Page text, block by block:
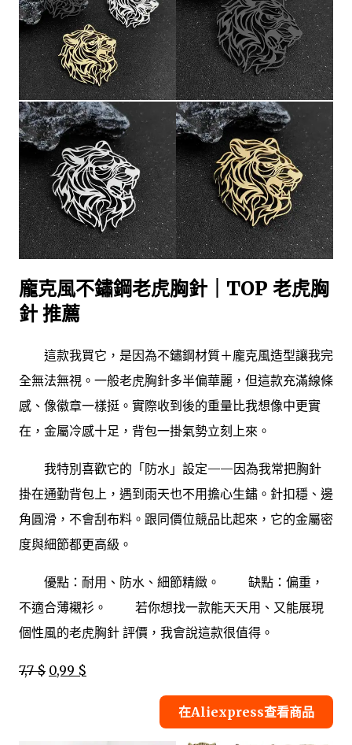
龐克風不鏽鋼老虎胸針｜TOP 老虎胸
針 推薦
這款我買它，是因為不鏽鋼材質＋龐克風造型讓我完
全無法無視。一般老虎胸針多半偏華麗，但這款充滿線條
感、像徽章一樣挺。實際收到後的重量比我想像中更實
在，金屬冷感十足，背包一掛氣勢立刻上來。
我特別喜歡它的「防水」設定——因為我常把胸針
掛在通勤背包上，遇到雨天也不用擔心生鏽。針扣穩、邊
角圓滑，不會刮布料。跟同價位競品比起來，它的金屬密
度與細節都更高級。
優點：耐用、防水、細節精緻。 缺點：偏重，
不適合薄襯衫。 若你想找一款能天天用、又能展現
個性風的老虎胸針 評價，我會說這款很值得。
7,7 $ 0,99 $
在Aliexpress查看商品